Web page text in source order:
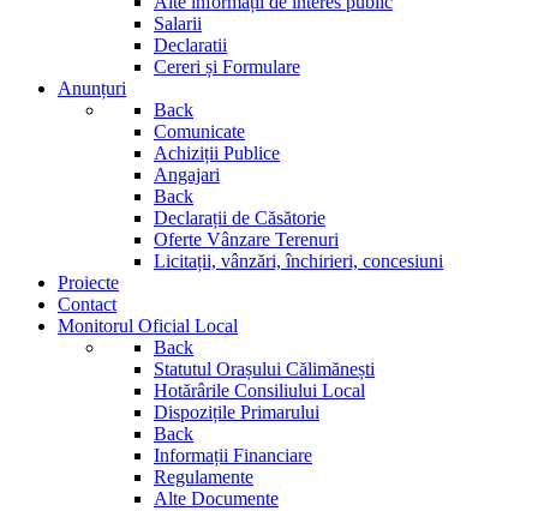
Salarii
Declaratii
Cereri și Formulare
Anunțuri
Back
Comunicate
Achiziții Publice
Angajari
Back
Declarații de Căsătorie
Oferte Vânzare Terenuri
Licitații, vânzări, închirieri, concesiuni
Proiecte
Contact
Monitorul Oficial Local
Back
Statutul Orașului Călimănești
Hotărârile Consiliului Local
Dispozițile Primarului
Back
Informații Financiare
Regulamente
Alte Documente